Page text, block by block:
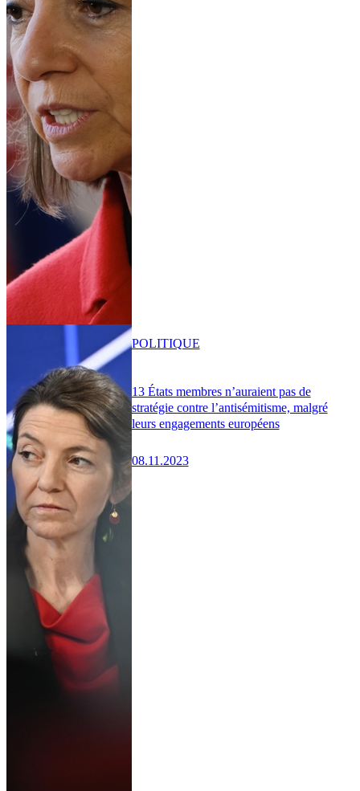
13 États membres n’auraient pas de
stratégie contre l’antisémitisme, malgré
leurs engagements européens
08.11.2023
POLITIQUE